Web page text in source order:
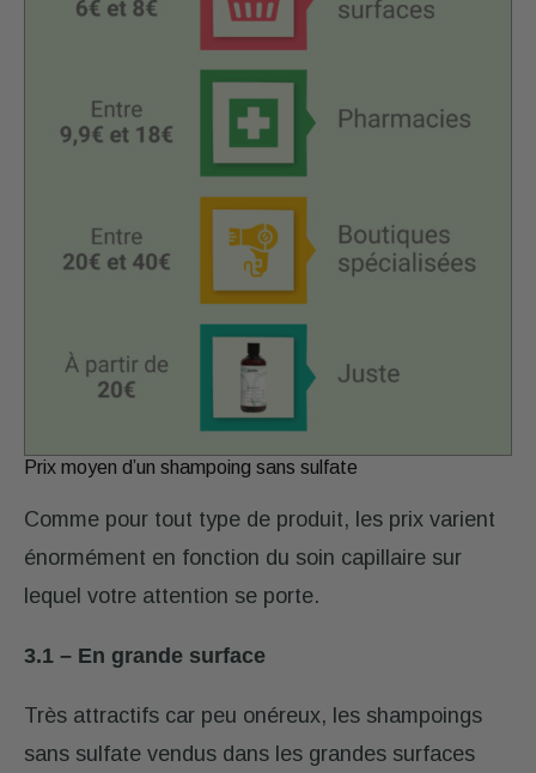
Prix moyen d’un shampoing sans sulfate
Comme pour tout type de produit, les prix varient
énormément en fonction du soin capillaire sur
lequel votre attention se porte.
3.1 – En grande surface
Très attractifs car peu onéreux, les shampoings
sans sulfate vendus dans les grandes surfaces